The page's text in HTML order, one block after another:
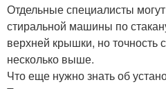
Отдельные специалисты
стиральной машины по
верхней крышки, но точность
несколько выше.
Что еще нужно знать об